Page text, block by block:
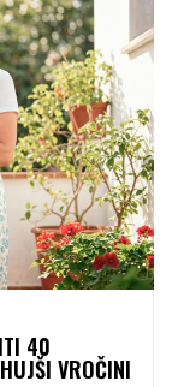
40
VROČINI